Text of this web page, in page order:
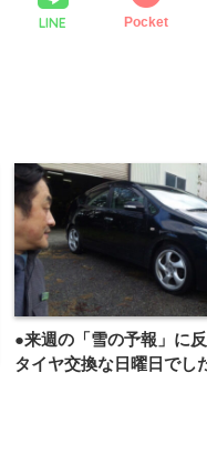
LINE Pocket
●来週の「雪の予報」に
タイヤ交換な日曜日でし